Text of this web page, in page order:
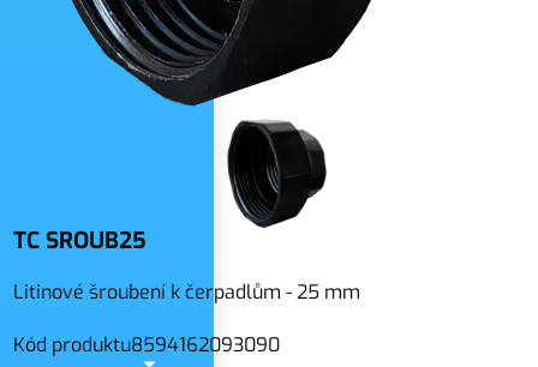
TC SROUB25
Litinové šroubení k čerpadlům - 25 mm
Kód produktu8594162093090